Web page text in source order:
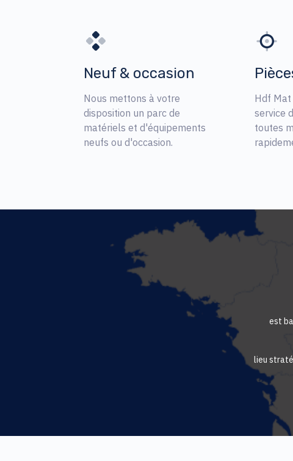
Neuf & occasion
Nous mettons à votre
disposition un parc de
matériels et d'équipements
neufs ou d'occasion.
Hdf Mat
service
toutes
est
lieu